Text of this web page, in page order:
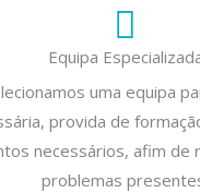
Equipa
uma equipa
provida de
necessários, afim de
problemas